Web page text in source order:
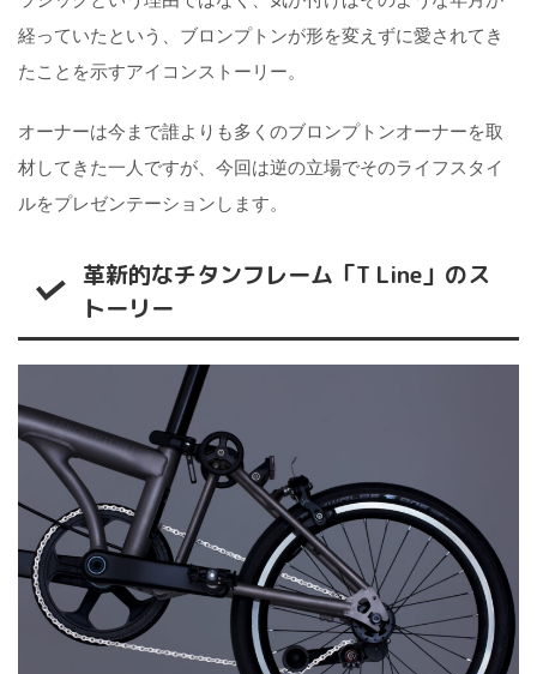
経っていたという、ブロンプトンが形を変えずに愛されてき
たことを示すアイコンストーリー。
オーナーは今まで誰よりも多くのブロンプトンオーナーを取
材してきた一人ですが、今回は逆の立場でそのライフスタイ
ルをプレゼンテーションします。
革新的なチタンフレーム「T Line」のス
トーリー